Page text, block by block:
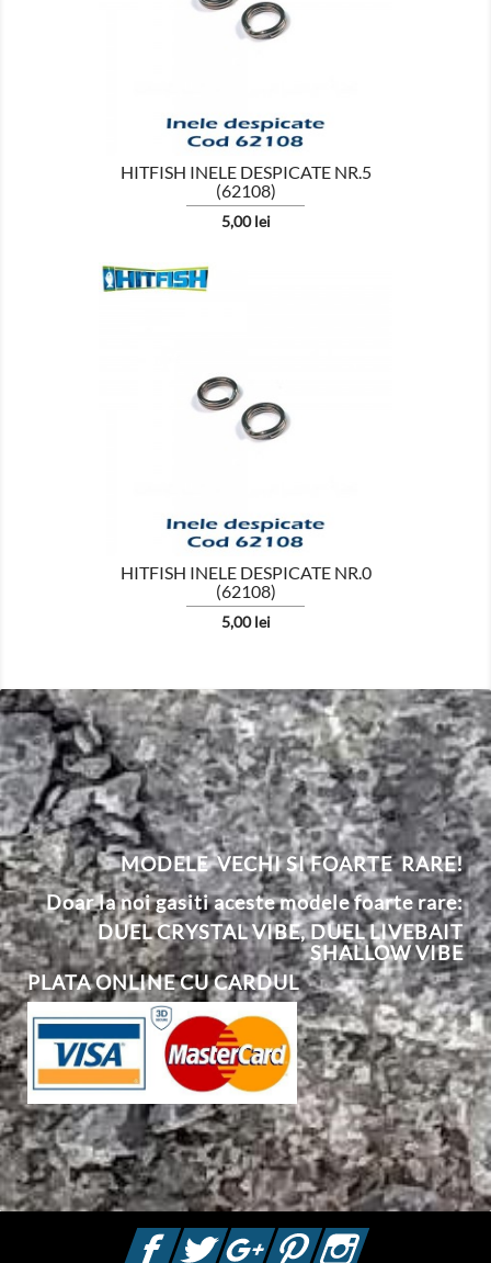
HITFISH INELE DESPICATE NR.5
(62108)
Pret
5,00 lei

HITFISH INELE DESPICATE NR.0
(62108)
Pret
5,00 lei

MODELE VECHI SI FOARTE RARE!
Doar la noi gasiti aceste modele foarte rare:
DUEL CRYSTAL VIBE,DUELLIVEBAIT
SHALLOW VIBE
PLATA ONLINE CU CARDUL
FacebookTwitterGoogle +PinterestInstagram